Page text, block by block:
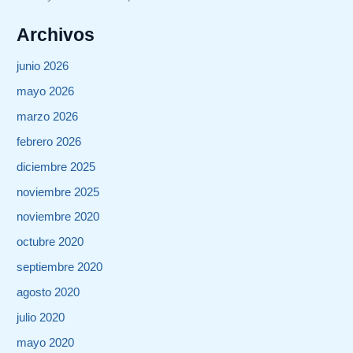
Archivos
junio 2026
mayo 2026
marzo 2026
febrero 2026
diciembre 2025
noviembre 2025
noviembre 2020
octubre 2020
septiembre 2020
agosto 2020
julio 2020
mayo 2020